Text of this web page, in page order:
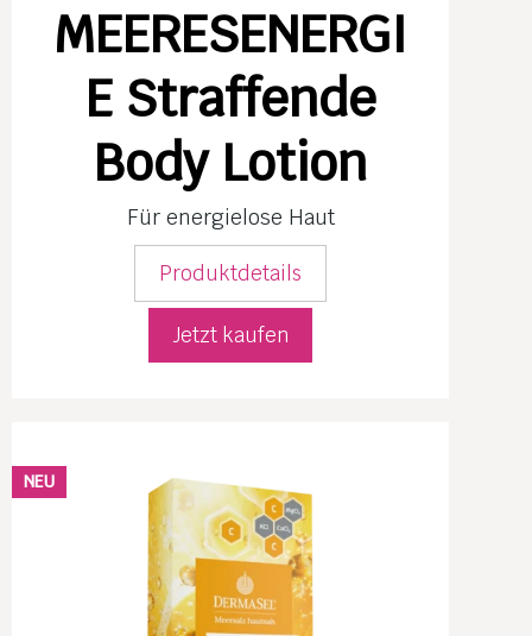
MEERESENERGI
E Straffende
Body Lotion
Für energielose Haut
Produktdetails
Jetzt kaufen
NEU